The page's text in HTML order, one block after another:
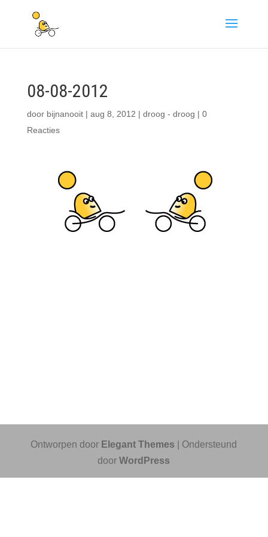
08-08-2012
door bijnanooit| aug 8, 2012 | droog - droog | 0
Reacties
Ontworpen door Elegant Themes | Ondersteund
doorWordPress